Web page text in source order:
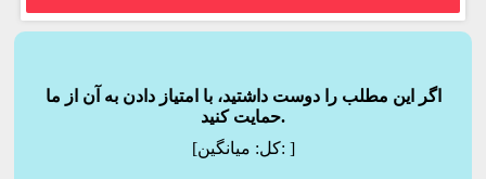
اگر این مطلب را دوست داشتید، با امتیاز دادن به آن از ما
حمایت کنید.
[کل:میانگین: ]